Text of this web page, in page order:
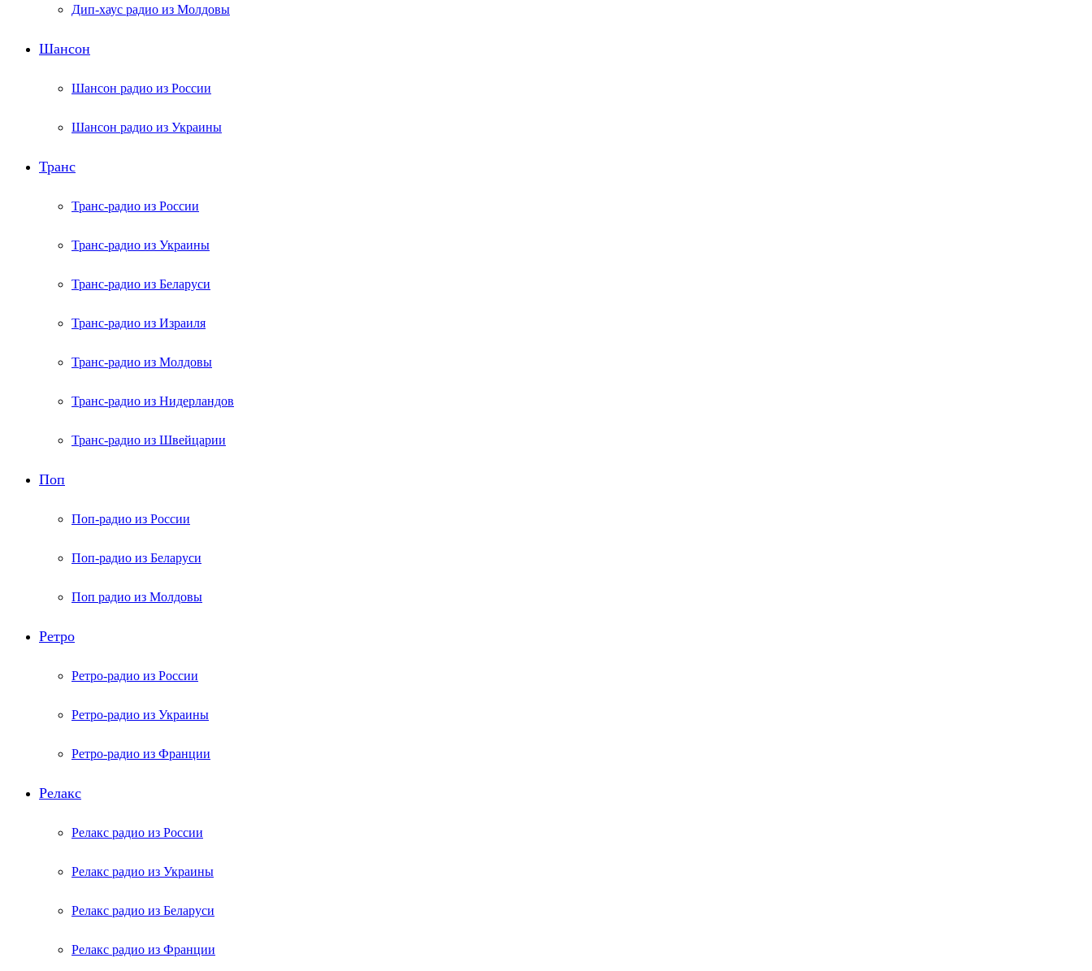
Дип-хаус радио из Молдовы
Шансон
Шансон радио из России
Шансон радио из Украины
Транс
Транс-радио из России
Транс-радио из Украины
Транс-радио из Беларуси
Транс-радио из Израиля
Транс-радио из Молдовы
Транс-радио из Нидерландов
Транс-радио из Швейцарии
Поп
Поп-радио из России
Поп-радио из Беларуси
Поп радио из Молдовы
Ретро
Ретро-радио из России
Ретро-радио из Украины
Ретро-радио из Франции
Релакс
Релакс радио из России
Релакс радио из Украины
Релакс радио из Беларуси
Релакс радио из Франции